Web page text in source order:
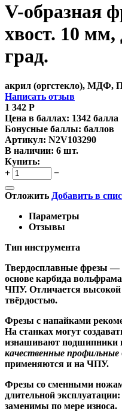
V-образная
хвост. 10
град.
акрил (оргстекло), МДФ,
Написать отзыв
1 342 Р
Цена в баллах: 1342 балла
Бонусные баллы: баллов
Артикул: N2V103290
В наличии: 6 шт.
Купить:
+
−
Отложить Добавить в
Параметры
Отзывы
Тип инструмента
Твердосплавные фрезы —
основе карбида
ЧПУ. Отличается высокой
твёрдостью.
Фрезы с напайками
На станках могут
изнашивают подшипники
качественные профильные
применяются и на ЧПУ.
Фрезы со сменными
длительной
заменимы по мере износа.